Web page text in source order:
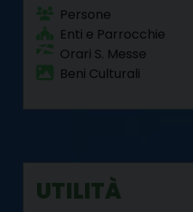
Persone
Enti e Parrocchie
Orari S. Messe
Beni Culturali
UTILITÀ